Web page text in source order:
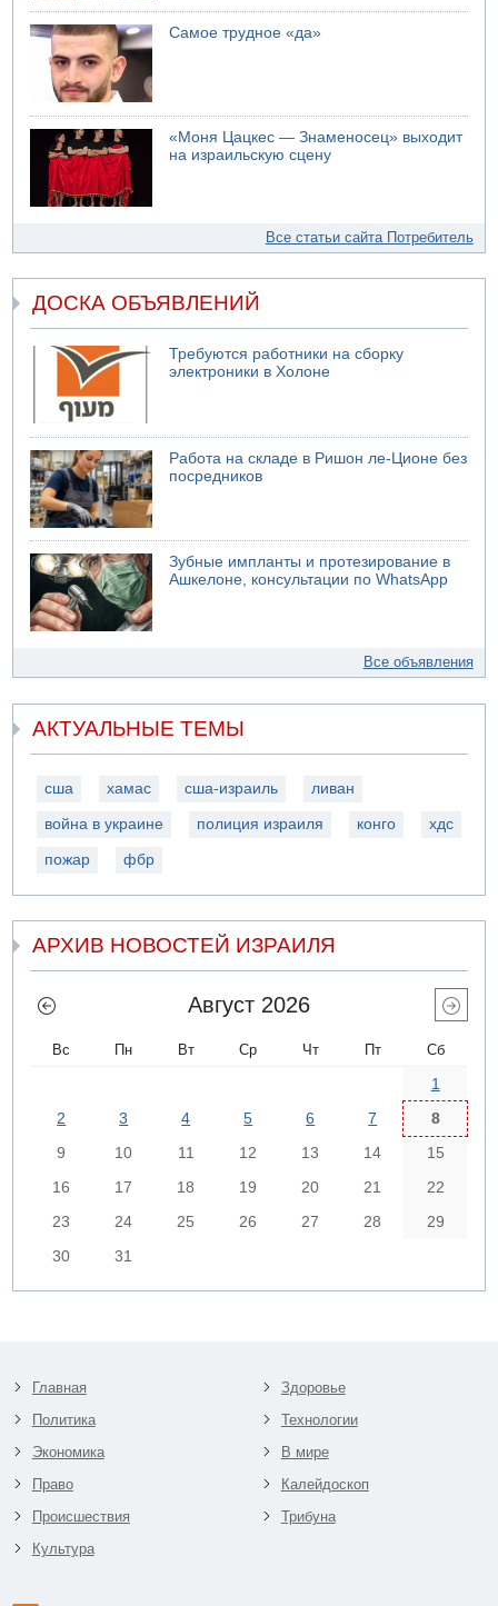
Самое трудное «да»
«Моня Цацкес — Знаменосец» выходит
на израильскую сцену
Все статьи сайта Потребитель
ДОСКА ОБЪЯВЛЕНИЙ
Требуются работники на сборку
электроники в Холоне
Работа на складе в Ришон ле-Ционе без
посредников
Зубные импланты и протезирование в
Ашкелоне, консультации по WhatsApp
Все объявления
АКТУАЛЬНЫЕ ТЕМЫ
сша хамас сша-израиль ливан
война в украине полиция израиля конго хдс
пожар фбр
АРХИВ НОВОСТЕЙ ИЗРАИЛЯ
Август 2026
Вс Пн Вт Ср Чт Пт Сб
1
2
3 4 5 6 7
8
9
10 11 12 13 14
15
16
17 18 19 20 21
22
23
24 25 26 27 28
29
30
31
Главная
Политика
Экономика
Право
Происшествия
Культура
Здоровье
Технологии
В мире
Калейдоскоп
Трибуна